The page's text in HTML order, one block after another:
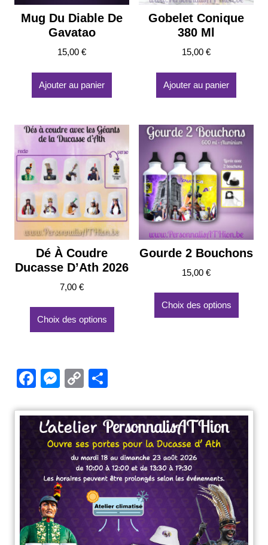
du
produit
Mug Du Diable De
Gavatao
15,00 €
Ajouter au panier
Gobelet Conique
380 Ml
15,00 €
Ajouter au panier
Dé À Coudre
Ducasse D’Ath 2026
7,00 €
Choix des options
a
être
choisies
sur
la
page
du
Gourde 2 Bouchons
15,00 €
Choix des options
a
F
c
e
o
o
k
M
ss
e
n
g
er
C
p
y
Li
n
k
ta
g
er